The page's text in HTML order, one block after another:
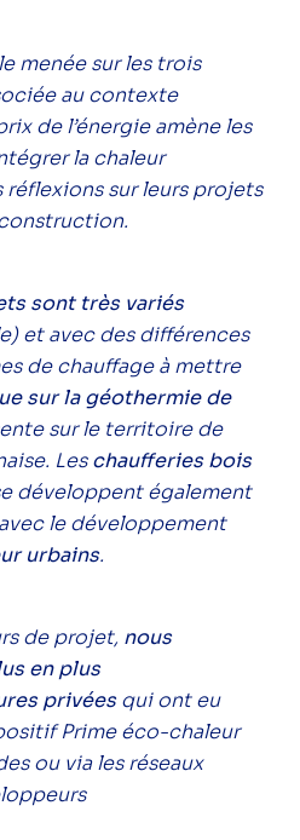
menée sur les trois
au contexte
de l’énergie amène les
la chaleur
réflexions sur leurs projets
sont très variés
et avec des différences
de chauffage à mettre
sur la géothermie de
sur le territoire de
Leschaufferies bois
développent également
le développement
urbains.
de projet, nous
en plus
privéesqui ont eu
Prime éco-chaleur
ou via les réseaux